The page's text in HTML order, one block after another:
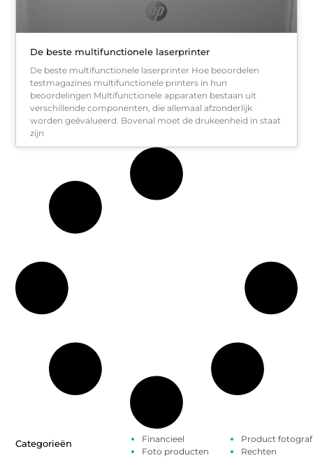
De beste multifunctionele laserprinter
De beste multifunctionele laserprinter Hoe beoordelen
testmagazines multifunctionele printers in hun
beoordelingen Multifunctionele apparaten bestaan uit
verschillende componenten, die allemaal afzonderlijk
worden geëvalueerd. Bovenal moet de drukeenheid in staat
zijn
Categorieën
Financieel
Foto producten
Product
Rechten